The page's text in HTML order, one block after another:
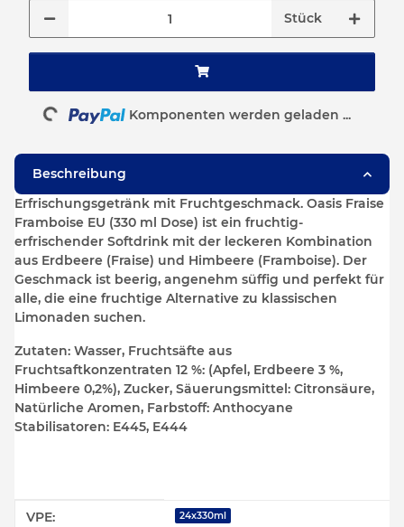
Stück
Loading... Komponenten werden geladen ...
Beschreibung
Erfrischungsgetränk mit Fruchtgeschmack. Oasis Fraise
Framboise EU (330 ml Dose) ist ein fruchtig-
erfrischender Softdrink mit der leckeren Kombination
aus Erdbeere (Fraise) und Himbeere (Framboise). Der
Geschmack ist beerig, angenehm süffig und perfekt für
alle, die eine fruchtige Alternative zu klassischen
Limonaden suchen.
Zutaten: Wasser, Fruchtsäfte aus
Fruchtsaftkonzentraten 12 %: (Apfel, Erdbeere 3 %,
Himbeere 0,2%), Zucker, Säuerungsmittel: Citronsäure,
Natürliche Aromen, Farbstoff: Anthocyane
Stabilisatoren: E445, E444
Produkteigenschaft
Wert
VPE: 24x330ml